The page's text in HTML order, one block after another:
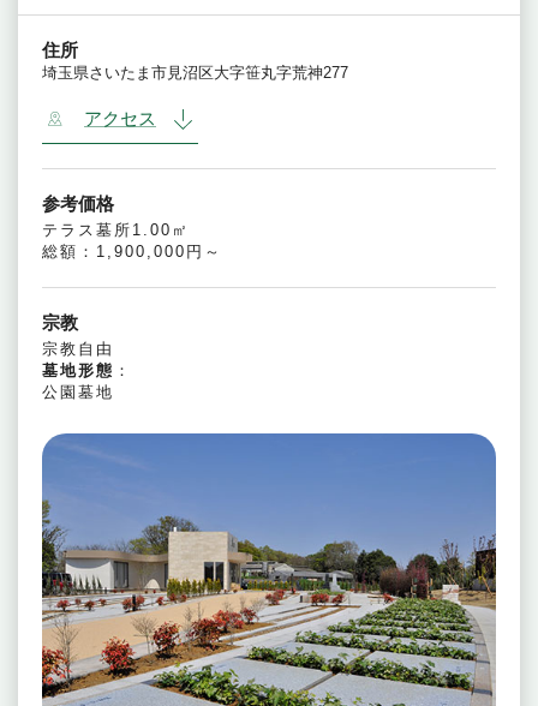
住所
埼玉県さいたま市見沼区大字笹丸字荒神277
アクセス
参考価格
テラス墓所1.00㎡
総額：1,900,000円～
宗教
宗教自由
墓地形態 ：
公園墓地